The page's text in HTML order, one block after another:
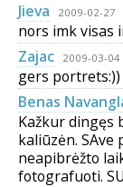
Jieva
2009-02-27
nors imk visas
Zajac
2009-03-04
gers portrets:))
Benas
Kažkur dingęs
kaliūzėn. SAve
neapibrėžto
fotografuoti.